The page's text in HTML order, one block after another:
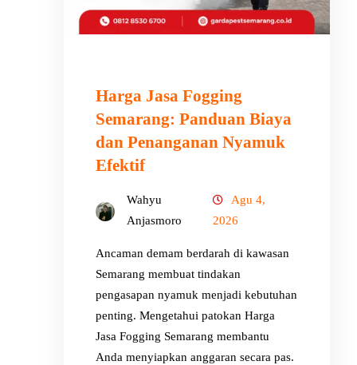
Harga Jasa Fogging
Semarang: Panduan Biaya
dan Penanganan Nyamuk
Efektif
Wahyu
Anjasmoro
Agu 4,
2026
Ancaman demam berdarah di kawasan
Semarang membuat tindakan
pengasapan nyamuk menjadi kebutuhan
penting. Mengetahui patokan Harga
Jasa Fogging Semarang membantu
Anda menyiapkan anggaran secara pas.